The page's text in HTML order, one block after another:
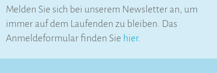
Melden Sie sich bei unserem Newsletter an, um
immer auf dem Laufenden zu bleiben. Das
Anmeldeformular finden Sie hier.